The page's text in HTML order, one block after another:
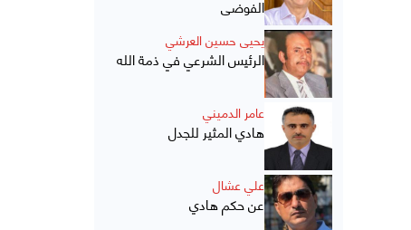
الفوضى
يحيى حسين العرشي
الرئيس الشرعي في ذمة الله
عامر الدميني
هادي المثير للجدل
علي عشال
عن حكم هادي